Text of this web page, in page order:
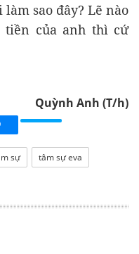
sao đây? Lẽ nào
tiền của anh thì cứ
Quỳnh Anh (T/h)
sự
tâm sự eva